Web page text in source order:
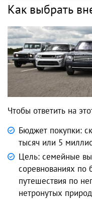
Как выбрать
Чтобы ответить на
Бюджет покупки:
тысяч или 5
Цель: семейные
соревнованиях по
путешествия по
нетронутых